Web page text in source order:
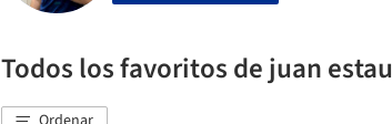
Todos los favoritos de juan estau